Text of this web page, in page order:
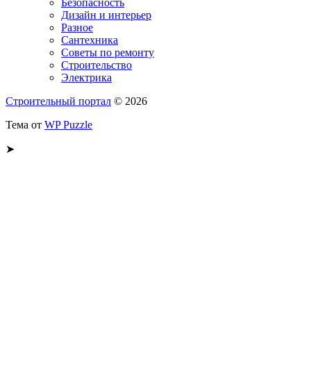
Безопасность
Дизайн и интерьер
Разное
Сантехника
Советы по ремонту
Строительство
Электрика
Строительный портал © 2026
Тема от WP Puzzle
➤